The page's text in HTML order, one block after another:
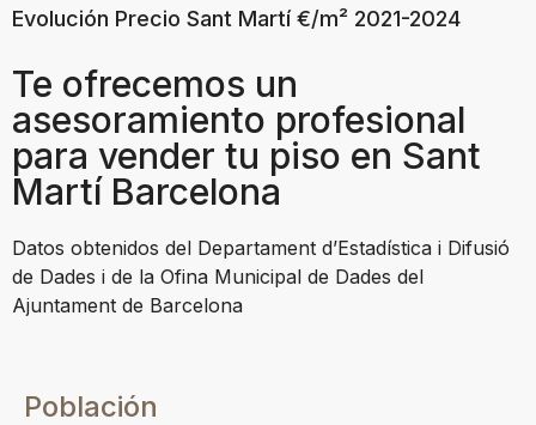
Evolución Precio Sant Martí €/m² 2021-2024
Te ofrecemos un
asesoramiento profesional
para vender tu piso en Sant
Martí Barcelona
Datos obtenidos del Departament d’Estadística i Difusió
de Dades i de la Ofina Municipal de Dades del
Ajuntament de Barcelona
Población